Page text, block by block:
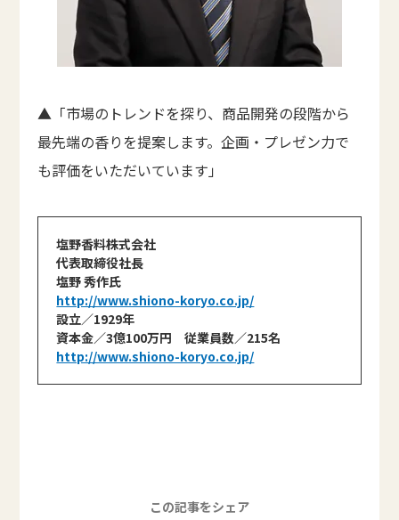
▲「市場のトレンドを探り、商品開発の段階から
最先端の香りを提案します。企画・プレゼン力で
も評価をいただいています」
塩野香料株式会社
代表取締役社長
塩野 秀作氏
http://www.shiono-koryo.co.jp/
設立／1929年
資本金／3億100万円 従業員数／215名
http://www.shiono-koryo.co.jp/
この記事をシェア